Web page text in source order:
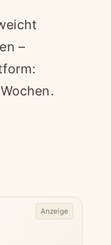
–
Anzeige